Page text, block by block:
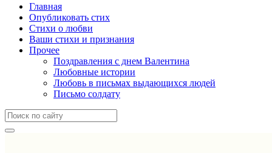
Главная
Опубликовать стих
Стихи о любви
Ваши стихи и признания
Прочее
Поздравления с днем Валентина
Любовные истории
Любовь в письмах выдающихся людей
Письмо солдату